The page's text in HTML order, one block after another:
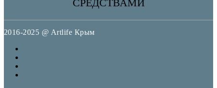
СРЕДСТВАМИ
2016-2025 @ Artlife Крым